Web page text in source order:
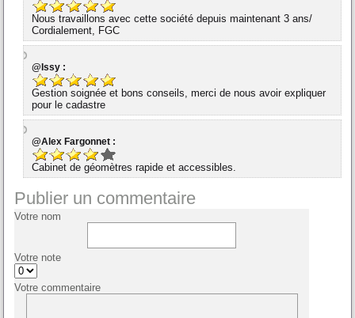
Nous travaillons avec cette société depuis maintenant 3 ans/
Cordialement, FGC
@Issy :
Gestion soignée et bons conseils, merci de nous avoir expliquer
pour le cadastre
@Alex Fargonnet :
Cabinet de géomètres rapide et accessibles.
Publier un commentaire
Votre nom
Votre note
Votre commentaire